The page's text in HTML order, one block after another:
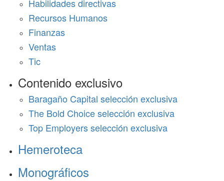
Habilidades directivas
Recursos Humanos
Finanzas
Ventas
Tic
Contenido exclusivo
Baragaño Capital selección exclusiva
The Bold Choice selección exclusiva
Top Employers selección exclusiva
Hemeroteca
Monográficos